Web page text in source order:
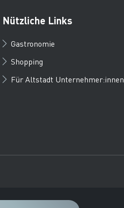
Nützliche Links
Gastronomie
Shopping
Für Altstadt Unternehmer:innen